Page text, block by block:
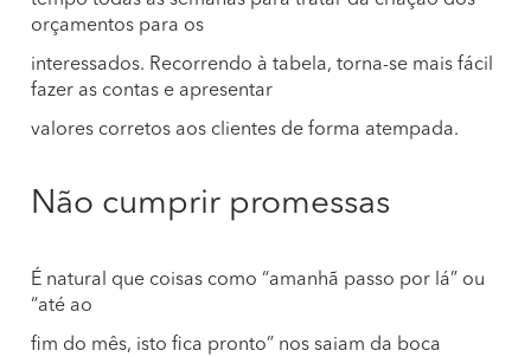
orçamentos para os
interessados. Recorrendo à tabela, torna-se mais fácil
fazer as contas e apresentar
valores corretos aos clientes de forma atempada.
Não cumprir promessas
É natural que coisas como “amanhã passo por lá” ou
“até ao
fim do mês, isto fica pronto” nos saiam da boca